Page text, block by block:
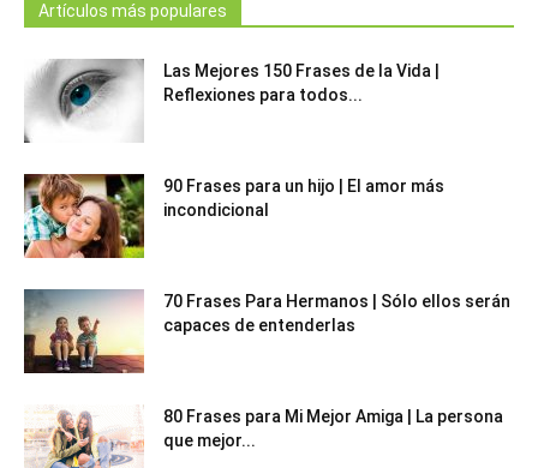
Artículos más populares
Las Mejores 150 Frases de la Vida |
Reflexiones para todos...
90 Frases para un hijo | El amor más
incondicional
70 Frases Para Hermanos | Sólo ellos serán
capaces de entenderlas
80 Frases para Mi Mejor Amiga | La persona
que mejor...